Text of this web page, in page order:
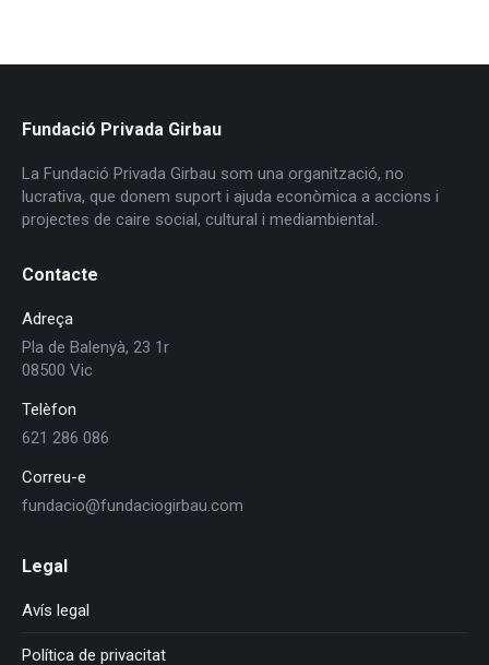
Fundació Privada Girbau
La Fundació Privada Girbau som una organització, no
lucrativa, que donem suport i ajuda econòmica a accions i
projectes de caire social, cultural i mediambiental.
Contacte
Adreça
Pla de Balenyà, 23 1r
08500 Vic
Telèfon
621 286 086
Correu-e
fundacio@fundaciogirbau.com
Legal
Avís legal
Política de privacitat